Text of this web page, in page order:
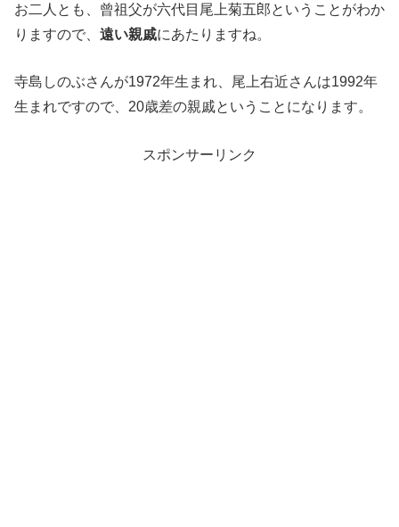
お二人とも、曾祖父が六代目尾上菊五郎ということがわか
りますので、 遠い親戚にあたりますね。
寺島しのぶさんが1972年生まれ、尾上右近さんは1992年
生まれですので、20歳差の親戚ということになります。
スポンサーリンク